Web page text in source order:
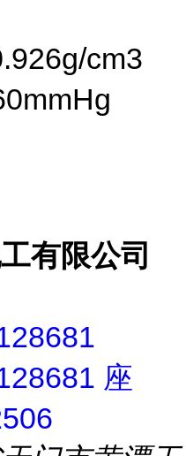
cm3
有限公司
座